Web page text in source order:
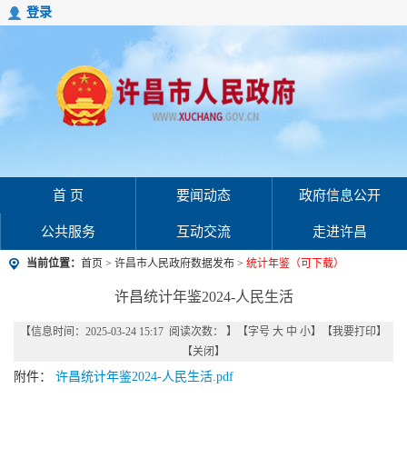
登录
首 页 要闻动态 政府信息公开
公共服务 互动交流 走进许昌
当前位置： 首页 > 许昌市人民政府数据发布 > 统计年鉴（可下载）
许昌统计年鉴2024-人民生活
【信息时间：2025-03-24 15:17 阅读次数： 】【字号 大 中 小】【我要打印】
【关闭 】
附件： 许昌统计年鉴2024-人民生活.pdf